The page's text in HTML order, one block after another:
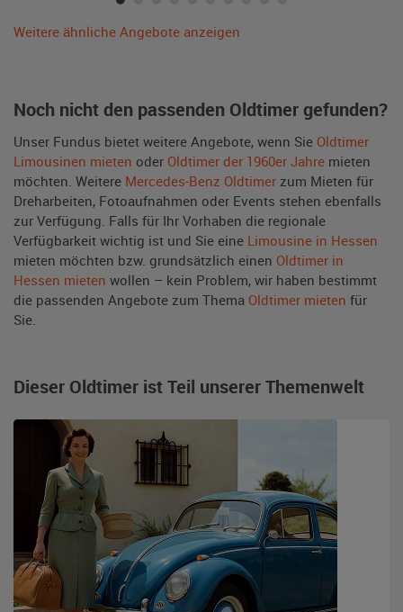
Weitere ähnliche Angebote anzeigen
Noch nicht den passenden Oldtimer gefunden?
Unser Fundus bietet weitere Angebote, wenn Sie Oldtimer
Limousinen mieten oder Oldtimer der 1960er Jahre mieten
möchten. Weitere Mercedes-Benz Oldtimer zum Mieten für
Dreharbeiten, Fotoaufnahmen oder Events stehen ebenfalls
zur Verfügung. Falls für Ihr Vorhaben die regionale
Verfügbarkeit wichtig ist und Sie eine Limousine in Hessen
mieten möchten bzw. grundsätzlich einen Oldtimer in
Hessen mieten wollen – kein Problem, wir haben bestimmt
die passenden Angebote zum Thema Oldtimer mieten für
Sie.
Dieser Oldtimer ist Teil unserer Themenwelt